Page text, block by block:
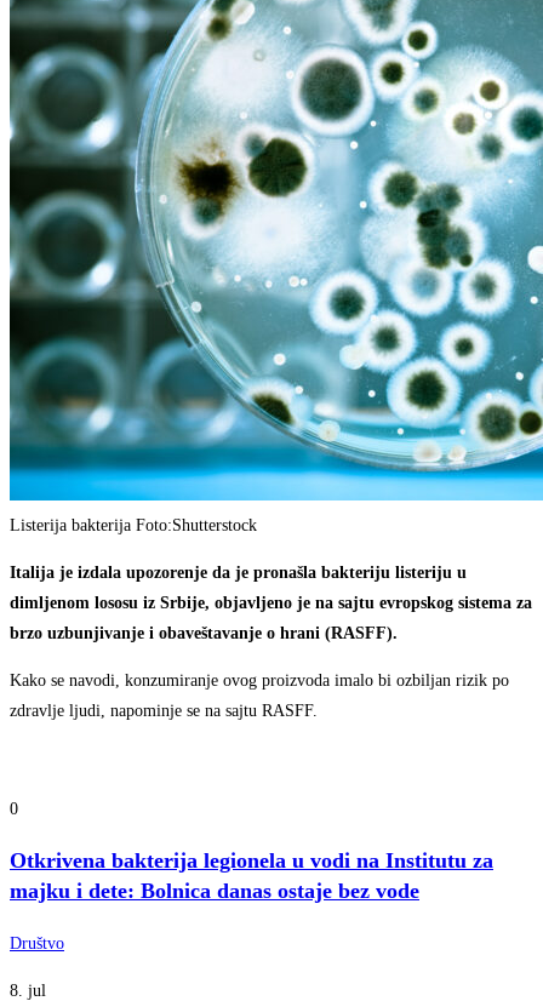
Listerija bakterija Foto:Shutterstock
Italija je izdala upozorenje da je pronašla bakteriju listeriju u
dimljenom lososu iz Srbije, objavljeno je na sajtu evropskog sistema za
brzo uzbunjivanje i obaveštavanje o hrani (RASFF).
Kako se navodi, konzumiranje ovog proizvoda imalo bi ozbiljan rizik po
zdravlje ljudi, napominje se na sajtu RASFF.
0
Otkrivena bakterija legionela u vodi na Institutu za
majku i dete: Bolnica danas ostaje bez vode
Društvo
8. jul